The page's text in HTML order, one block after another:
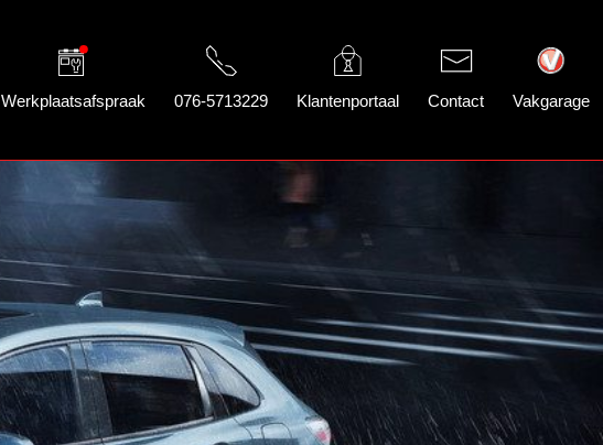
Werkplaatsafspraak 076-5713229 Klantenportaal Contact Vakgarage